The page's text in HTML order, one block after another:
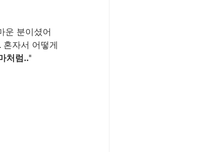
운 분이셨어
혼자서 어떻게
처럼.."